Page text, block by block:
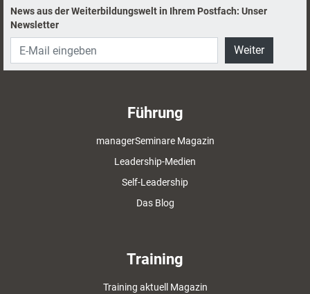
News aus der Weiterbildungswelt in Ihrem Postfach: Unser
Newsletter
Weiter
Führung
managerSeminare Magazin
Leadership-Medien
Self-Leadership
Das Blog
Training
Training aktuell Magazin